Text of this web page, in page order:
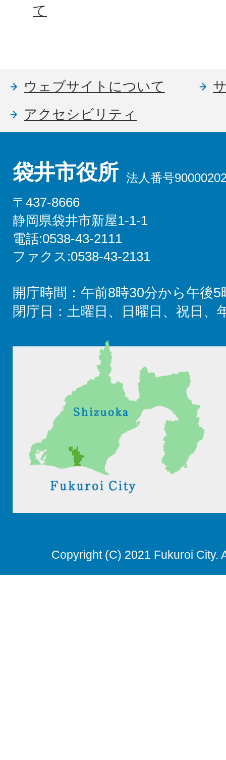
て
ウェブサイトについて
アクセシビリティ
袋井市役所 法人番号
〒437-8666
静岡県袋井市新屋1-1-1
電話:0538-43-2111
ファクス:0538-43-2131
開庁時間：午前8時30分から午後5
閉庁日：土曜日、日曜日、祝日、
Copyright (C) 2021 Fukuroi City.